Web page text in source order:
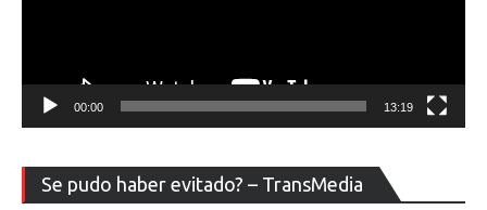
00:00 13:19
Se pudo haber evitado? – TransMedia
de